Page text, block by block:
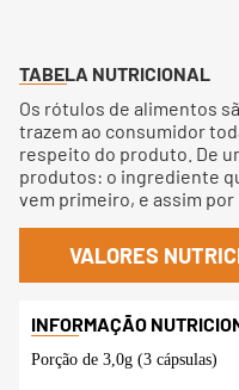
TABELA NUTRICIONAL
Os rótulos de alimentos
trazem ao consumidor
respeito do produto. De
produtos: o ingrediente
vem primeiro, e assim por
VALORES
Porção de 3,0g (3 cápsulas)